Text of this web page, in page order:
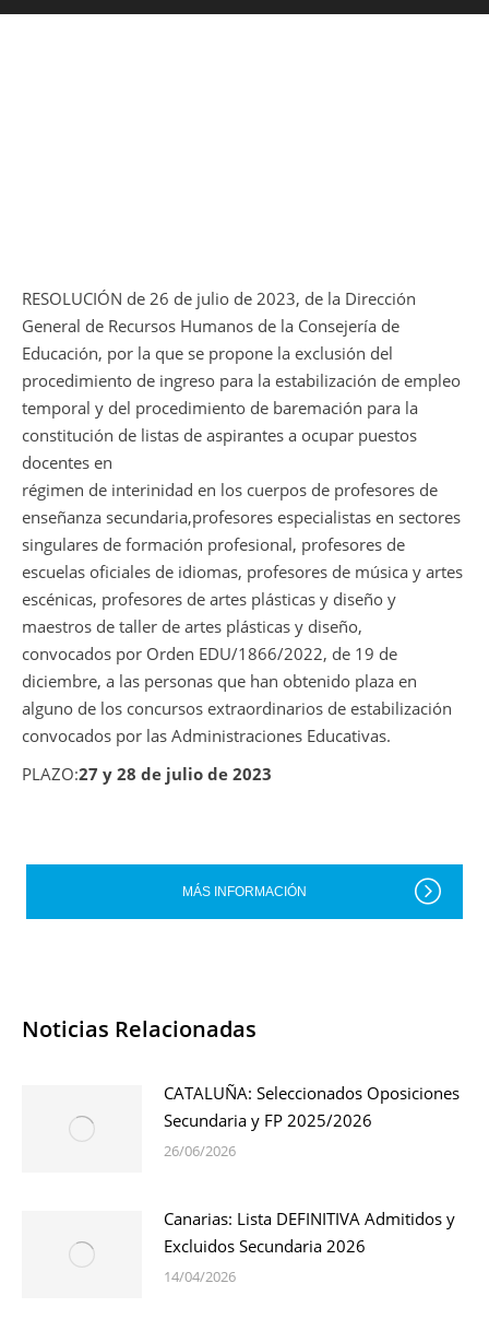
RESOLUCIÓN de 26 de julio de 2023, de la Dirección
General de Recursos Humanos de la Consejería de
Educación, por la que se propone la exclusión del
procedimiento de ingreso para la estabilización de empleo
temporal y del procedimiento de baremación para la
constitución de listas de aspirantes a ocupar puestos
docentes en
régimen de interinidad en los cuerpos de profesores de
enseñanza secundaria,profesores especialistas en sectores
singulares de formación profesional, profesores de
escuelas oficiales de idiomas, profesores de música y artes
escénicas, profesores de artes plásticas y diseño y
maestros de taller de artes plásticas y diseño,
convocados por Orden EDU/1866/2022, de 19 de
diciembre, a las personas que han obtenido plaza en
alguno de los concursos extraordinarios de estabilización
convocados por las Administraciones Educativas.
PLAZO:27 y 28 de julio de 2023
MÁS INFORMACIÓN
Noticias Relacionadas
CATALUÑA: Seleccionados Oposiciones
Secundaria y FP 2025/2026
26/06/2026
Canarias: Lista DEFINITIVA Admitidos y
Excluidos Secundaria 2026
14/04/2026